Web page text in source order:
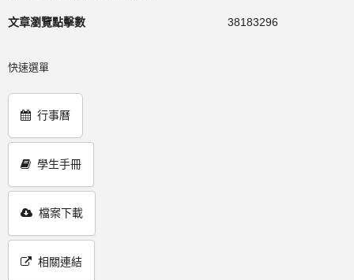
文章瀏覽點擊數 38183296
快速選單
行事曆
學生手冊
檔案下載
相關連結